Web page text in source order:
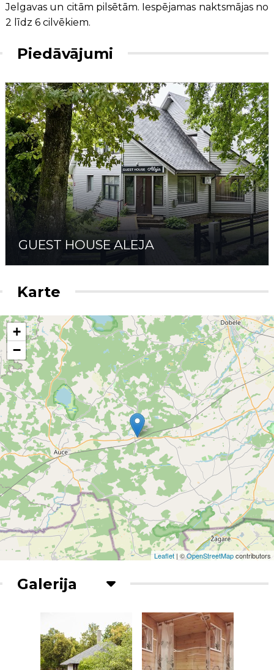
Jelgavas un citām pilsētām. Iespējamas naktsmājas no
2 līdz 6 cilvēkiem.
Piedāvājumi
GUEST HOUSE ALEJA
Karte
+
−
Leaflet | ©OpenStreetMapcontributors
Galerija